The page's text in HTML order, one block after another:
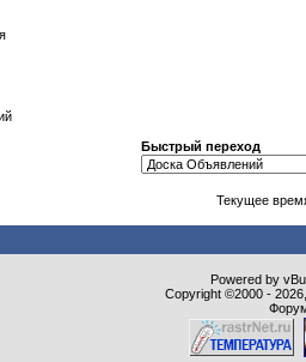
Быстрый переход
Текущее
Powered by
Copyright ©2000 -